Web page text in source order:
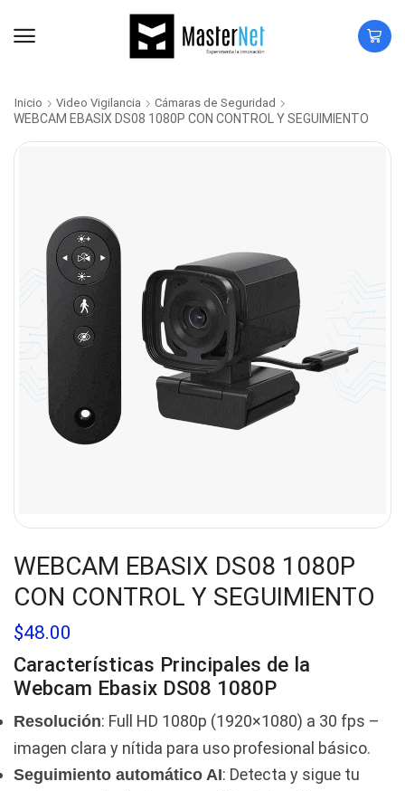
Inicio Video Vigilancia Cámaras de Seguridad
WEBCAM EBASIX DS08 1080P CON CONTROL Y SEGUIMIENTO
WEBCAM EBASIX DS08 1080P
CON CONTROL Y SEGUIMIENTO
$48.00
Características Principales de la
Webcam Ebasix DS08 1080P
Resolución: Full HD 1080p (1920×1080) a 30 fps –
imagen clara y nítida para uso profesional básico.
Seguimiento automático AI: Detecta y sigue tu